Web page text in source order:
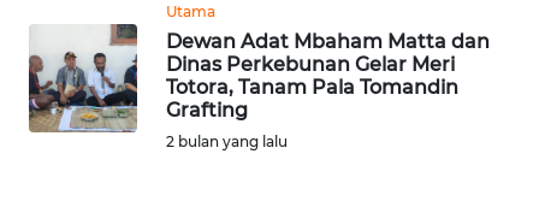
Utama
Dewan Adat Mbaham Matta dan
Dinas Perkebunan Gelar Meri
Totora, Tanam Pala Tomandin
Grafting
2 bulan yang lalu
WN
BANTEN